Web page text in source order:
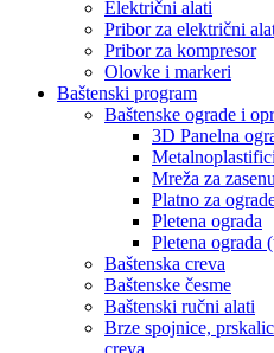
Električni alati
Pribor za električni
Pribor za kompresor
Olovke i markeri
Baštenski program
Baštenske ograde i
3D Panelna
Mreža za zasenu
Platno za
Pletena ograda
Pletena ograda
Baštenska creva
Baštenske česme
Baštenski ručni alati
Brze spojnice,
creva